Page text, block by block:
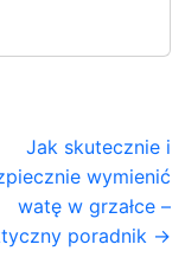
Jak skutecznie i
wymienić
watę w grzałce –
poradnik →